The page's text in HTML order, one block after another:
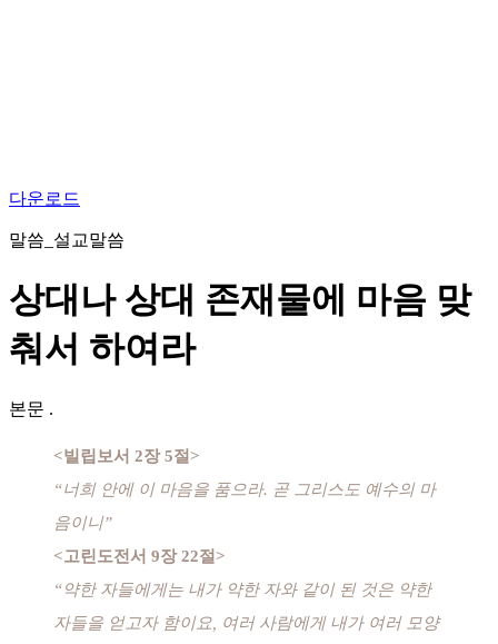
다운로드
말씀_설교말씀
상대나 상대 존재물에 마음 맞
춰서 하여라
본문 .
<빌립보서 2장 5절>
“너희 안에 이 마음을 품으라. 곧 그리스도 예수의 마
음이니”
<고린도전서 9장 22절>
“약한 자들에게는 내가 약한 자와 같이 된 것은 약한
자들을 얻고자 함이요, 여러 사람에게 내가 여러 모양